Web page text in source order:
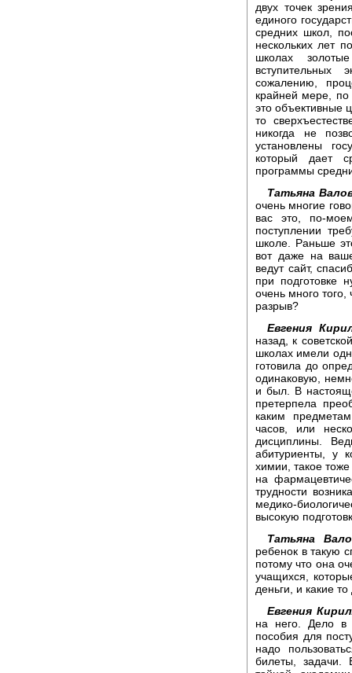
двух точек
единого
средних школ,
нескольких лет
школах
сожалению,
крайней мере,
это объективные
то
никогда не
установлены
который дает
программы
Татьяна
очень многие
вас это, по-
поступлении
школе. Раньше
вот даже на
ведут сайт,
при подготовке
очень много того,
разрыв?
Евгения
назад, к
школах имели
готовила до
одинаковую,
и был. В
претерпела
каким
часов, или
дисциплины.
абитуриенты, у
химии, такое
на
трудности
медико-
высокую
Татьяна
ребенок в такую
потому что она
учащихся,
деньги, и какие
Евгения
на него. Дело в
пособия для
надо
билеты,